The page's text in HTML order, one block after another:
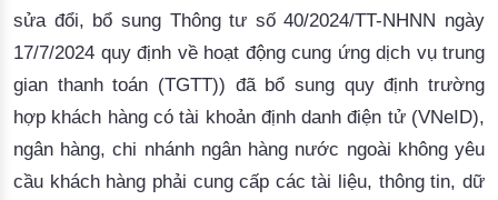
sửa đổi, bổ sung Thông tư số 40/2024/TT-NHNN ngày
17/7/2024 quy định về hoạt động cung ứng dịch vụ trung
gian thanh toán (TGTT)) đã bổ sung quy định trường
hợp khách hàng có tài khoản định danh điện tử (VNeID),
ngân hàng, chi nhánh ngân hàng nước ngoài không yêu
cầu khách hàng phải cung cấp các tài liệu, thông tin, dữ